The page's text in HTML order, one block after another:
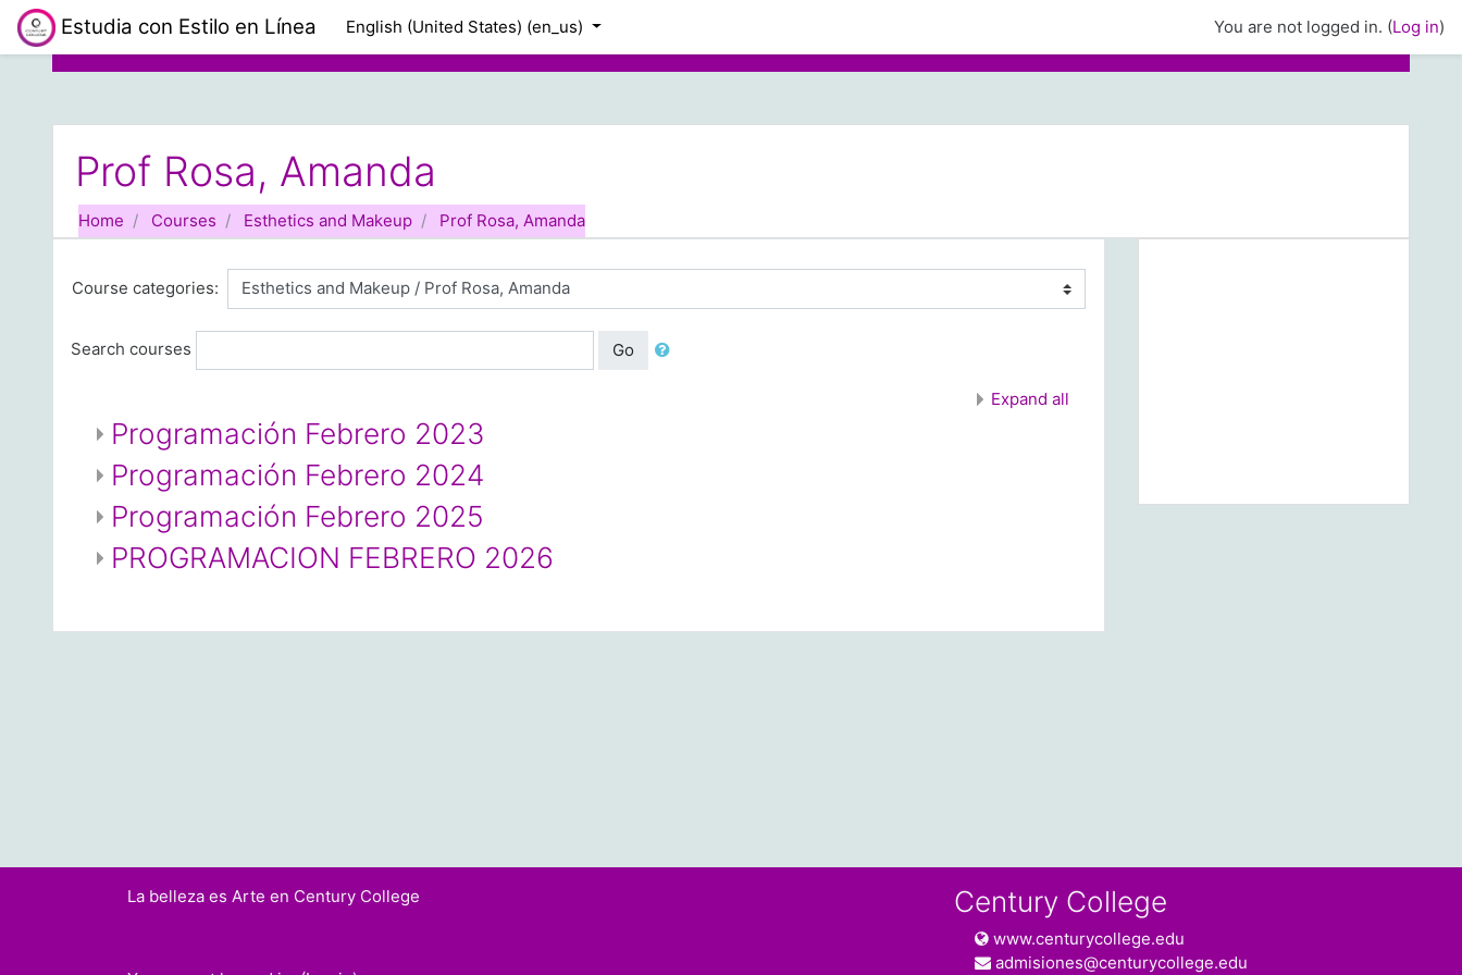
Skip to main content
Estudia con Estilo en Línea English (United States) ‎(en_us)‎ You are not logged in. (Log in)
Prof Rosa, Amanda
Home Courses Esthetics and Makeup Prof Rosa, Amanda
Course categories:
Search courses Go
Expand all
Programación Febrero 2023
Programación Febrero 2024
Programación Febrero 2025
PROGRAMACION FEBRERO 2026
La belleza es Arte en Century College Century College
www.centurycollege.edu
admisiones@centurycollege.edu